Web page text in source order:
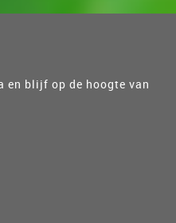
en blijf op de hoogte van